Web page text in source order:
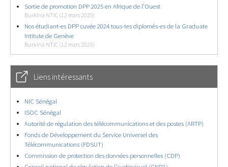
Sortie de promotion DPP 2025 en Afrique de l’Ouest
Burkina NTIC (12 mars 2025)
Nos étudiant-es DPP cuvée 2024 tous-tes diplomés-es de la Graduate
Intitute de Genève
Burkina NTIC (12 mars 2025)
Liens intéressants
NIC Sénégal
ISOC Sénégal
Autorité de régulation des télécommunications et des postes (ARTP)
Fonds de Développement du Service Universel des
Télécommunications (FDSUT)
Commission de protection des données personnelles (CDP)